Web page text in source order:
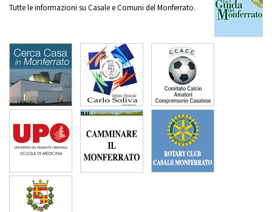
Tutte le informazioni su Casale e Comuni del Monferrato.